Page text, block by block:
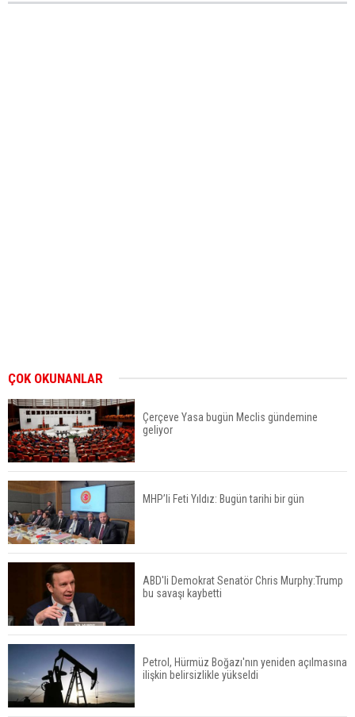
ÇOK OKUNANLAR
Çerçeve Yasa bugün Meclis gündemine
geliyor
MHP’li Feti Yıldız: Bugün tarihi bir gün
ABD'li Demokrat Senatör Chris Murphy:Trump
bu savaşı kaybetti
Petrol, Hürmüz Boğazı'nın yeniden açılmasına
ilişkin belirsizlikle yükseldi